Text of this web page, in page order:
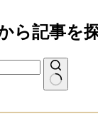
ら記事を